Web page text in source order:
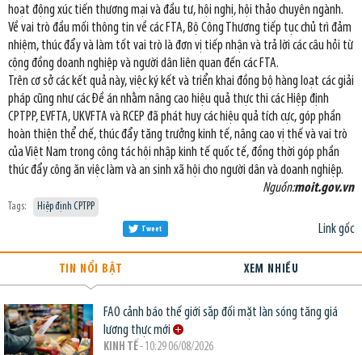
hoạt động xúc tiến thương mại và đầu tư, hội nghị, hội thảo chuyên ngành.
Về vai trò đầu mối thông tin về các FTA, Bộ Công Thương tiếp tục chủ trì đảm
nhiệm, thúc đẩy và làm tốt vai trò là đơn vị tiếp nhận và trả lời các câu hỏi từ
cộng đồng doanh nghiệp và người dân liên quan đến các FTA.
Trên cơ sở các kết quả này, việc ký kết và triển khai đồng bộ hàng loạt các giải
pháp cũng như các Đề án nhằm nâng cao hiệu quả thực thi các Hiệp định
CPTPP, EVFTA, UKVFTA và RCEP đã phát huy các hiệu quả tích cực, góp phần
hoàn thiện thể chế, thúc đẩy tăng trưởng kinh tế, nâng cao vị thế và vai trò
của Việt Nam trong công tác hội nhập kinh tế quốc tế, đồng thời góp phần
thúc đẩy công ăn việc làm và an sinh xã hội cho người dân và doanh nghiệp.
Nguồn:moit.gov.vn
Tags: Hiệp định CPTPP
Link gốc
Tweet
TIN NỔI BẬT XEM NHIỀU
FAO cảnh báo thế giới sắp đối mặt làn sóng tăng giá
lương thực mới
KINH TẾ- 10:29 06/08/2026